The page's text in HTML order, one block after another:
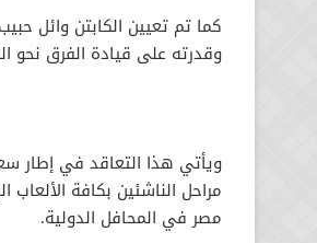
كما تم تعيين الكابتن وائل
وقدرته على قيادة الفرق نحو
ويأتي هذا التعاقد في إطار
مراحل الناشئين بكافة
مصر في المحافل الدولية.